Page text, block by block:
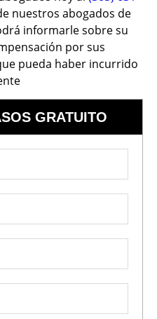
nuestros abogados de
informarle sobre su
por sus
pueda haber incurrido
GRATUITO